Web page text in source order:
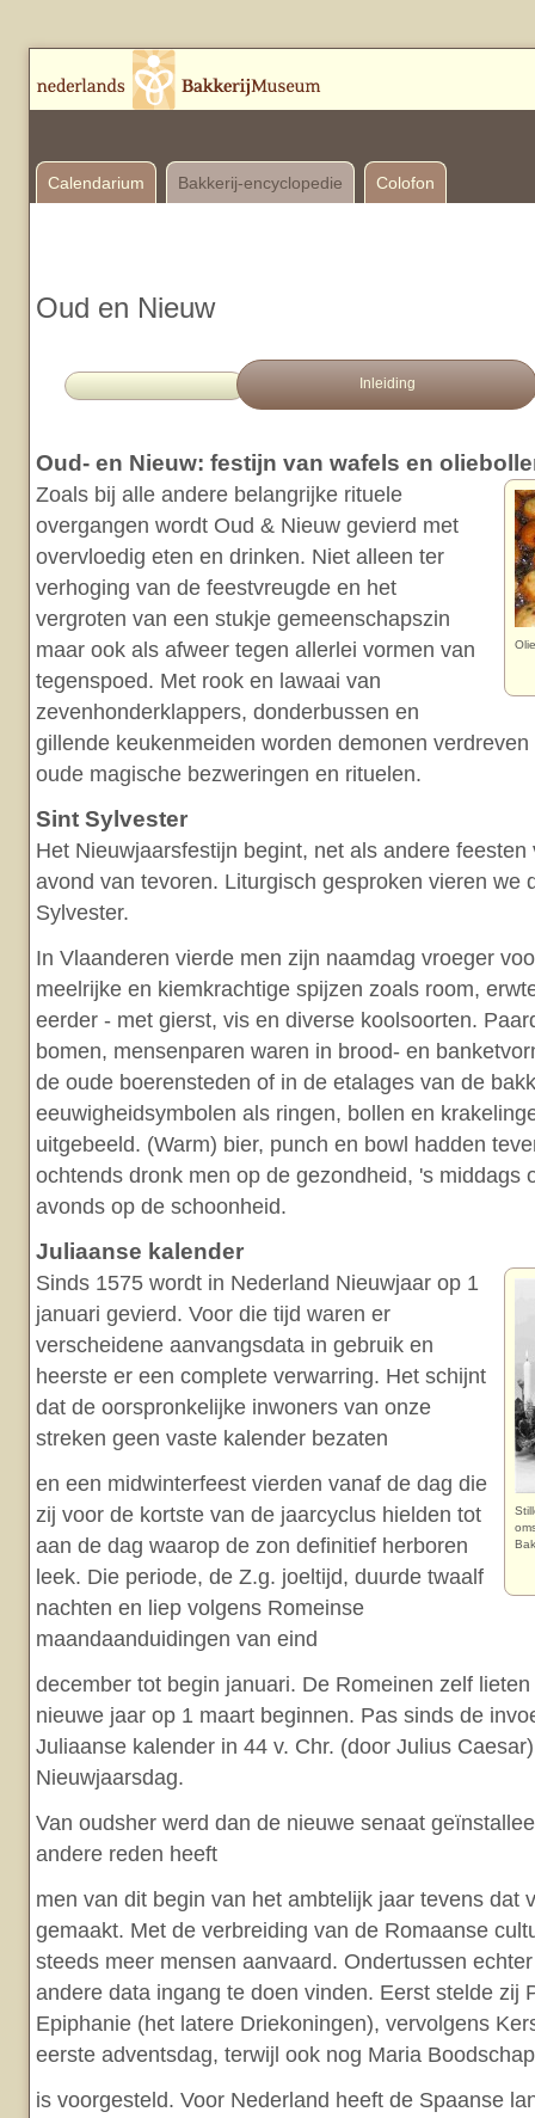
Calendarium Bakkerij-encyclopedie Colofon
Oud en Nieuw
Inleiding
Oud- en Nieuw: festijn van wafels en
Zoals bij alle andere belangrijke rituele
overgangen wordt Oud & Nieuw gevierd met
overvloedig eten en drinken. Niet alleen ter
verhoging van de feestvreugde en het
vergroten van een stukje gemeenschapszin
maar ook als afweer tegen allerlei vormen van
tegenspoed. Met rook en lawaai van
zevenhonderklappers, donderbussen en
gillende keukenmeiden worden demonen
oude magische bezweringen en rituelen.
Sint Sylvester
Het Nieuwjaarsfestijn begint, net als andere
avond van tevoren. Liturgisch gesproken vieren we
Sylvester.
In Vlaanderen vierde men zijn naamdag vroeger
meelrijke en kiemkrachtige spijzen zoals room,
eerder - met gierst, vis en diverse koolsoorten.
bomen, mensenparen waren in brood- en
de oude boerensteden of in de etalages van de
eeuwigheidsymbolen als ringen, bollen en
uitgebeeld. (Warm) bier, punch en bowl hadden
ochtends dronk men op de gezondheid, 's middags
avonds op de schoonheid.
Juliaanse kalender
Sinds 1575 wordt in Nederland Nieuwjaar op 1
januari gevierd. Voor die tijd waren er
verscheidene aanvangsdata in gebruik en
heerste er een complete verwarring. Het schijnt
dat de oorspronkelijke inwoners van onze
streken geen vaste kalender bezaten
en een midwinterfeest vierden vanaf de dag die
zij voor de kortste van de jaarcyclus hielden tot
aan de dag waarop de zon definitief herboren
leek. Die periode, de Z.g. joeltijd, duurde twaalf
nachten en liep volgens Romeinse
maandaanduidingen van eind
december tot begin januari. De Romeinen zelf
nieuwe jaar op 1 maart beginnen. Pas sinds de
Juliaanse kalender in 44 v. Chr. (door Julius
Nieuwjaarsdag.
Van oudsher werd dan de nieuwe senaat
andere reden heeft
men van dit begin van het ambtelijk jaar tevens dat
gemaakt. Met de verbreiding van de Romaanse
steeds meer mensen aanvaard. Ondertussen
andere data ingang te doen vinden. Eerst stelde zij
Epiphanie (het latere Driekoningen), vervolgens
eerste adventsdag, terwijl ook nog Maria Boodschap
is voorgesteld. Voor Nederland heeft de Spaanse